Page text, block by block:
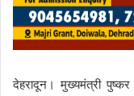
देहरादून। मुख्यमंत्री